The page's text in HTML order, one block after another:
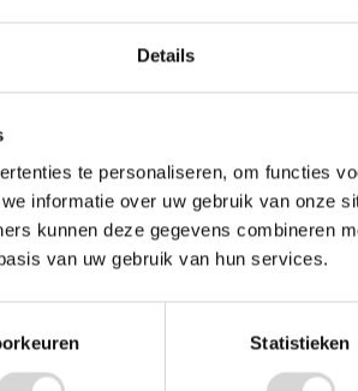
Details
te personaliseren, om functies
informatie over uw gebruik van onze
kunnen deze gegevens combineren
van uw gebruik van hun services.
Statistieken
Peter
Bekijk review
Mooie stevige zak.
Gebruik: Diervoeding